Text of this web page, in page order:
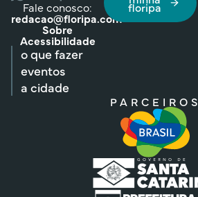
Fale conosco:
redacao@floripa.com
Sobre
Acessibilidade
floripa
o que fazer
eventos
a cidade
PARCEIROS